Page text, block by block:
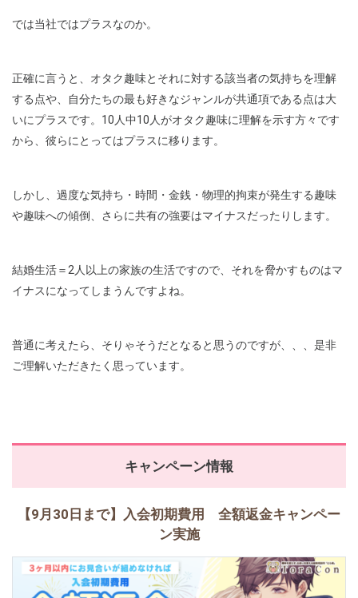
では当社ではプラスなのか。
正確に言うと、オタク趣味とそれに対する該当者の気持ちを理解
する点や、自分たちの最も好きなジャンルが共通項である点は大
いにプラスです。10人中10人がオタク趣味に理解を示す方々です
から、彼らにとってはプラスに移ります。
しかし、過度な気持ち・時間・金銭・物理的拘束が発生する趣味
や趣味への傾倒、さらに共有の強要はマイナスだったりします。
結婚生活＝2人以上の家族の生活ですので、それを脅かすものはマ
イナスになってしまうんですよね。
普通に考えたら、そりゃそうだとなると思うのですが、、、是非
ご理解いただきたく思っています。
キャンペーン情報
【9月30日まで】入会初期費用 全額返金キャンペー
ン実施